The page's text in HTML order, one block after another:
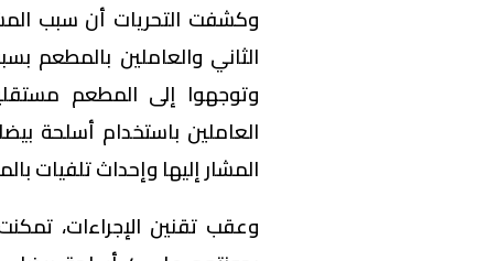
وكشفت التحريات أن سبب
الثاني والعاملين بالمطعم
وتوجهوا إلى المطعم
العاملين باستخدام أسلحة
المشار إليها وإحداث تلفيات
وعقب تقنين الإجراءات،